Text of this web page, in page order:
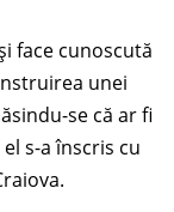
face cunoscută
unei
se că ar fi
s-a înscris cu